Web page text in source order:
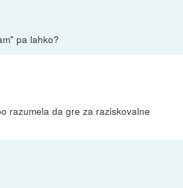
pa lahko?
razumela da gre za raziskovalne